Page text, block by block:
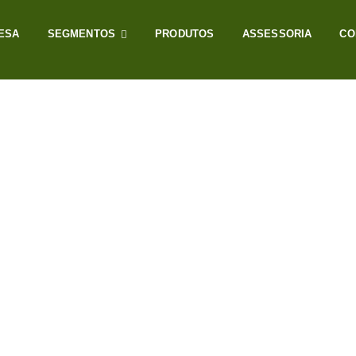
SEGMENTOS PRODUTOS ASSESSORIA